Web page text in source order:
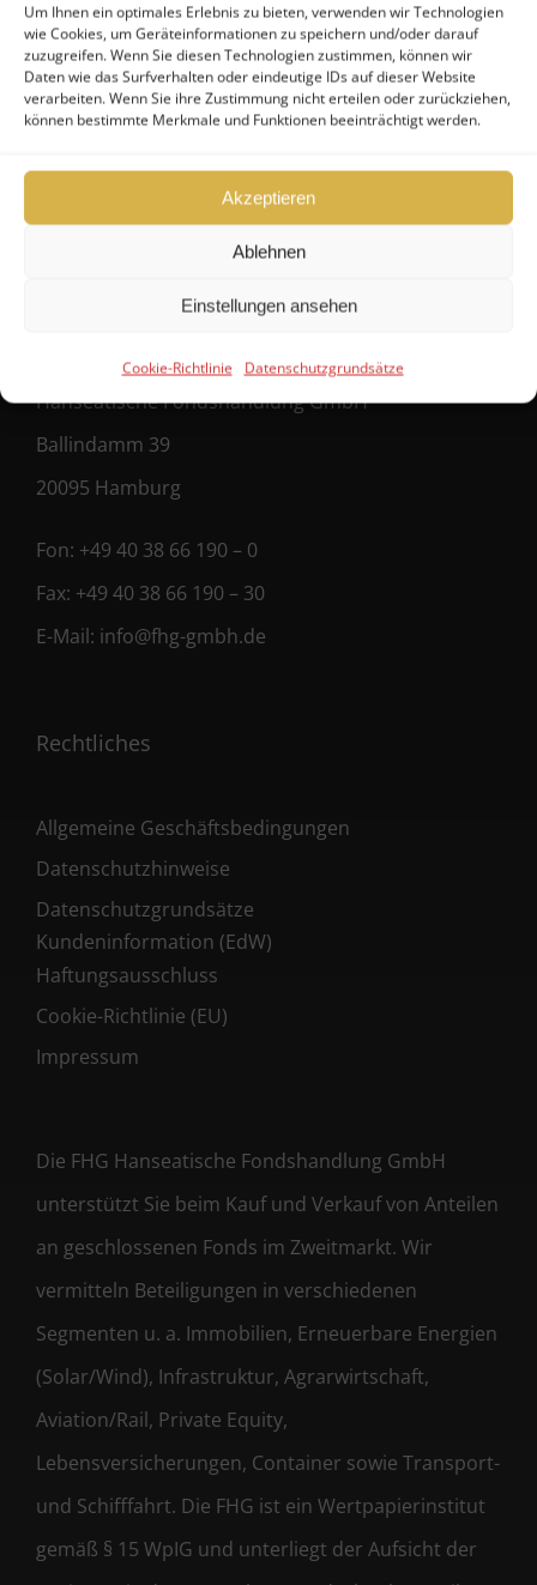
Um Ihnen ein optimales Erlebnis zu bieten, verwenden wir Technologien
wie Cookies, um Geräteinformationen zu speichern und/oder darauf
zuzugreifen. Wenn Sie diesen Technologien zustimmen, können wir
Daten wie das Surfverhalten oder eindeutige IDs auf dieser Website
verarbeiten. Wenn Sie ihre Zustimmung nicht erteilen oder zurückziehen,
können bestimmte Merkmale und Funktionen beeinträchtigt werden.
Akzeptieren
Ablehnen
Einstellungen ansehen
Cookie-Richtlinie Datenschutzgrundsätze
Konditionen Verkäufer
Konditionen Käufer
Maklervertrag (Verkäufer)
Hanseatische Fondshandlung GmbH
Ballindamm 39
20095 Hamburg
Fon: +49 40 38 66 190 – 0
Fax: +49 40 38 66 190 – 30
E-Mail: info@fhg-gmbh.de
Rechtliches
Allgemeine Geschäftsbedingungen
Datenschutzhinweise
Datenschutzgrundsätze
Kundeninformation (EdW)
Haftungsausschluss
Cookie-Richtlinie (EU)
Impressum
Die FHG Hanseatische Fondshandlung GmbH
unterstützt Sie beim Kauf und Verkauf von Anteilen
an geschlossenen Fonds im Zweitmarkt. Wir
vermitteln Beteiligungen in verschiedenen
Segmenten u. a. Immobilien, Erneuerbare Energien
(Solar/Wind), Infrastruktur, Agrarwirtschaft,
Aviation/Rail, Private Equity,
Lebensversicherungen, Container sowie Transport-
und Schifffahrt. Die FHG ist ein Wertpapierinstitut
gemäß § 15 WpIG und unterliegt der Aufsicht der